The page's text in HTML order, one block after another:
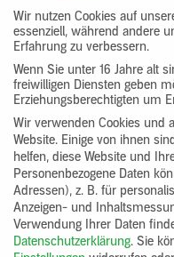
810,22 €
VK7
578,73 €
Gruppenprodukt
Wir nutzen Cookies auf
essenziell, während andere
Erfahrung zu verbessern.
Wenn Sie unter 16 Jahre alt
freiwilligen Diensten geben
Erziehungsberechtigten um
Wir verwenden Cookies und
Website. Einige von ihnen
helfen, diese Website und
Personenbezogene Daten
Adressen), z. B. für
Anzeigen- und
Verwendung Ihrer Daten
Datenschutzerklärung. Sie